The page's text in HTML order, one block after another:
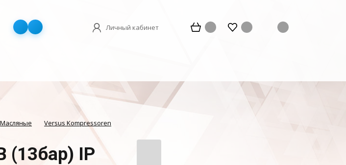
Личный кабинет
Масляные Versus Kompressoren
(13бар) IP